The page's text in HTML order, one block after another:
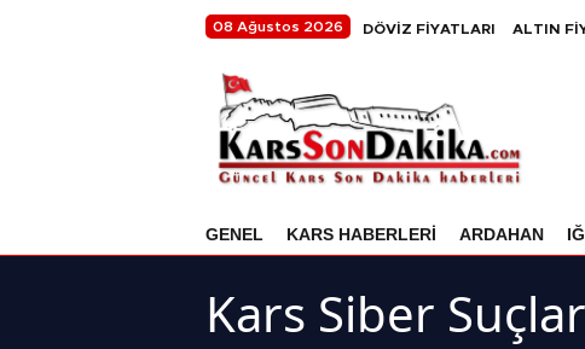
08 Ağustos 2026 DÖVİZ FİYATLARI ALTIN
GENEL KARS HABERLERİ ARDAHAN
Kars Siber